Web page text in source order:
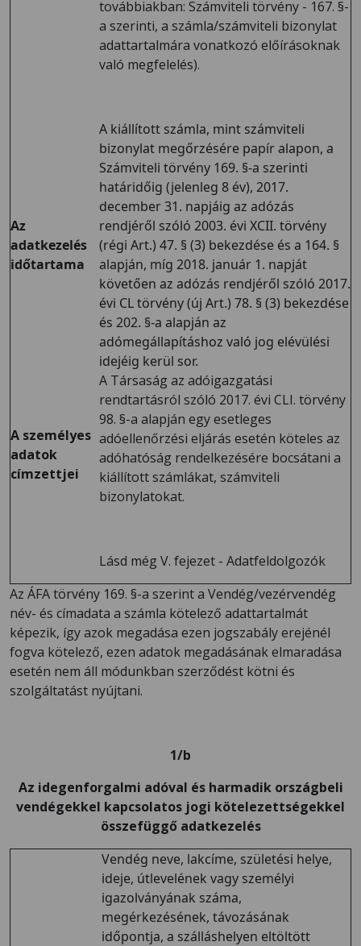
továbbiakban: Számviteli törvény - 167. §-
a szerinti, a számla/számviteli bizonylat
adattartalmára vonatkozó előírásoknak
való megfelelés).
Az
adatkezelés
időtartama
A kiállított számla, mint számviteli
bizonylat megőrzésére papír alapon, a
Számviteli törvény 169. §-a szerinti
határidőig (jelenleg 8 év), 2017.
december 31. napjáig az adózás
rendjéről szóló 2003. évi XCII. törvény
(régi Art.) 47. § (3) bekezdése és a 164. §
alapján, míg 2018. január 1. napját
követően az adózás rendjéről szóló 2017.
évi CL törvény (új Art.) 78. § (3) bekezdése
és 202. §-a alapján az
adómegállapításhoz való jog elévülési
idejéig kerül sor.
A személyes
adatok
címzettjei
A Társaság az adóigazgatási
rendtartásról szóló 2017. évi CLI. törvény
98. §-a alapján egy esetleges
adóellenőrzési eljárás esetén köteles az
adóhatóság rendelkezésére bocsátani a
kiállított számlákat, számviteli
bizonylatokat.
Lásd még V. fejezet - Adatfeldolgozók
Az ÁFA törvény 169. §-a szerint a Vendég/vezérvendég
név- és címadata a számla kötelező adattartalmát
képezik, így azok megadása ezen jogszabály erejénél
fogva kötelező, ezen adatok megadásának elmaradása
esetén nem áll módunkban szerződést kötni és
szolgáltatást nyújtani.
1/b
Az idegenforgalmi adóval és harmadik országbeli
vendégekkel kapcsolatos jogi kötelezettségekkel
összefüggő adatkezelés
Vendég neve, lakcíme, születési helye,
ideje, útlevelének vagy személyi
igazolványának száma,
megérkezésének, távozásának
időpontja, a szálláshelyen eltöltött